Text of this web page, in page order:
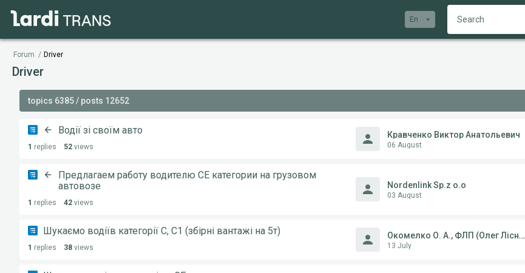
En
Forum / Driver
Driver
topics 6385 / posts 12652
Водії зі своїм авто
1 replies 52 views
Кравченко Виктор Анатольевич
06 August
Предлагаем работу водителю СE категории на грузовом
автовозе
1 replies 42 views
Nordenlink Sp.z o.o
03 August
Шукаємо водіїв категорії С, С1 (збірні вантажі на 5т)
1 replies 38 views
Окомелко О. А., ФЛП (Олег Лісневський)
13 July